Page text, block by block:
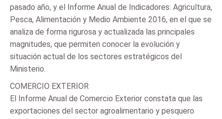
pasado año, y el Informe Anual de Indicadores: Agricultura,
Pesca, Alimentación y Medio Ambiente 2016, en el que se
analiza de forma rigurosa y actualizada las principales
magnitudes, que permiten conocer la evolución y
situación actual de los sectores estratégicos del
Ministerio.
COMERCIO EXTERIOR
El Informe Anual de Comercio Exterior constata que las
exportaciones del sector agroalimentario y pesquero